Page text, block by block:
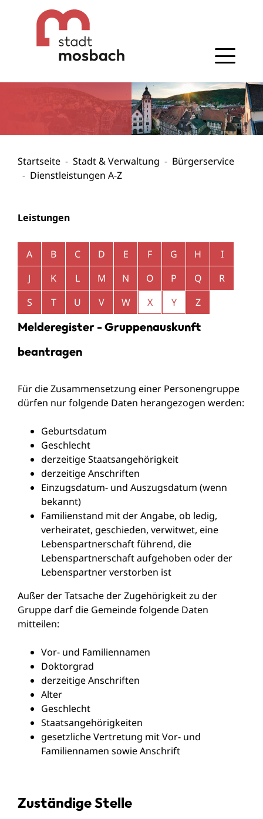
Gehe zum Navigationsbereich
Gehe zum Inhalt
Startseite Stadt & Verwaltung
Bürgerservice
Dienstleistungen A-Z
Leistungen
Alphabetisches Register überspringen
A B C D E F G H
I
J
K L M N O P Q
R
S
T U V W X Y Z
Melderegister - Gruppenauskunft
beantragen
Für die Zusammensetzung einer Personengruppe
dürfen nur folgende Daten herangezogen werden:
Geburtsdatum
Geschlecht
derzeitige Staatsangehörigkeit
derzeitige Anschriften
Einzugsdatum- und Auszugsdatum (wenn
bekannt)
Familienstand mit der Angabe, ob ledig,
verheiratet, geschieden, verwitwet, eine
Lebenspartnerschaft führend, die
Lebenspartnerschaft aufgehoben oder der
Lebenspartner verstorben ist
Außer der Tatsache der Zugehörigkeit zu der
Gruppe darf die Gemeinde folgende Daten
mitteilen:
Vor- und Familiennamen
Doktorgrad
derzeitige Anschriften
Alter
Geschlecht
Staatsangehörigkeiten
gesetzliche Vertretung mit Vor- und
Familiennamen sowie Anschrift
Zuständige Stelle